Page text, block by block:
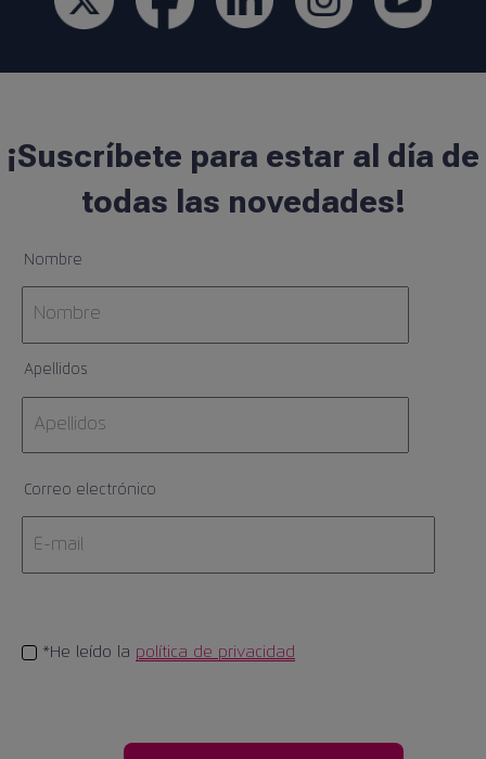
¡Suscríbete para estar al día de
todas las novedades!
Nombre
Apellidos
Correo electrónico
*He leído la política de privacidad